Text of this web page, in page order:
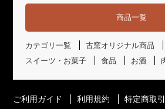
商品一覧
カテゴリ一覧
古窯オリジナル商品
スイーツ・お菓子
食品 お酒
ご利用ガイド 利用規約
特定商取